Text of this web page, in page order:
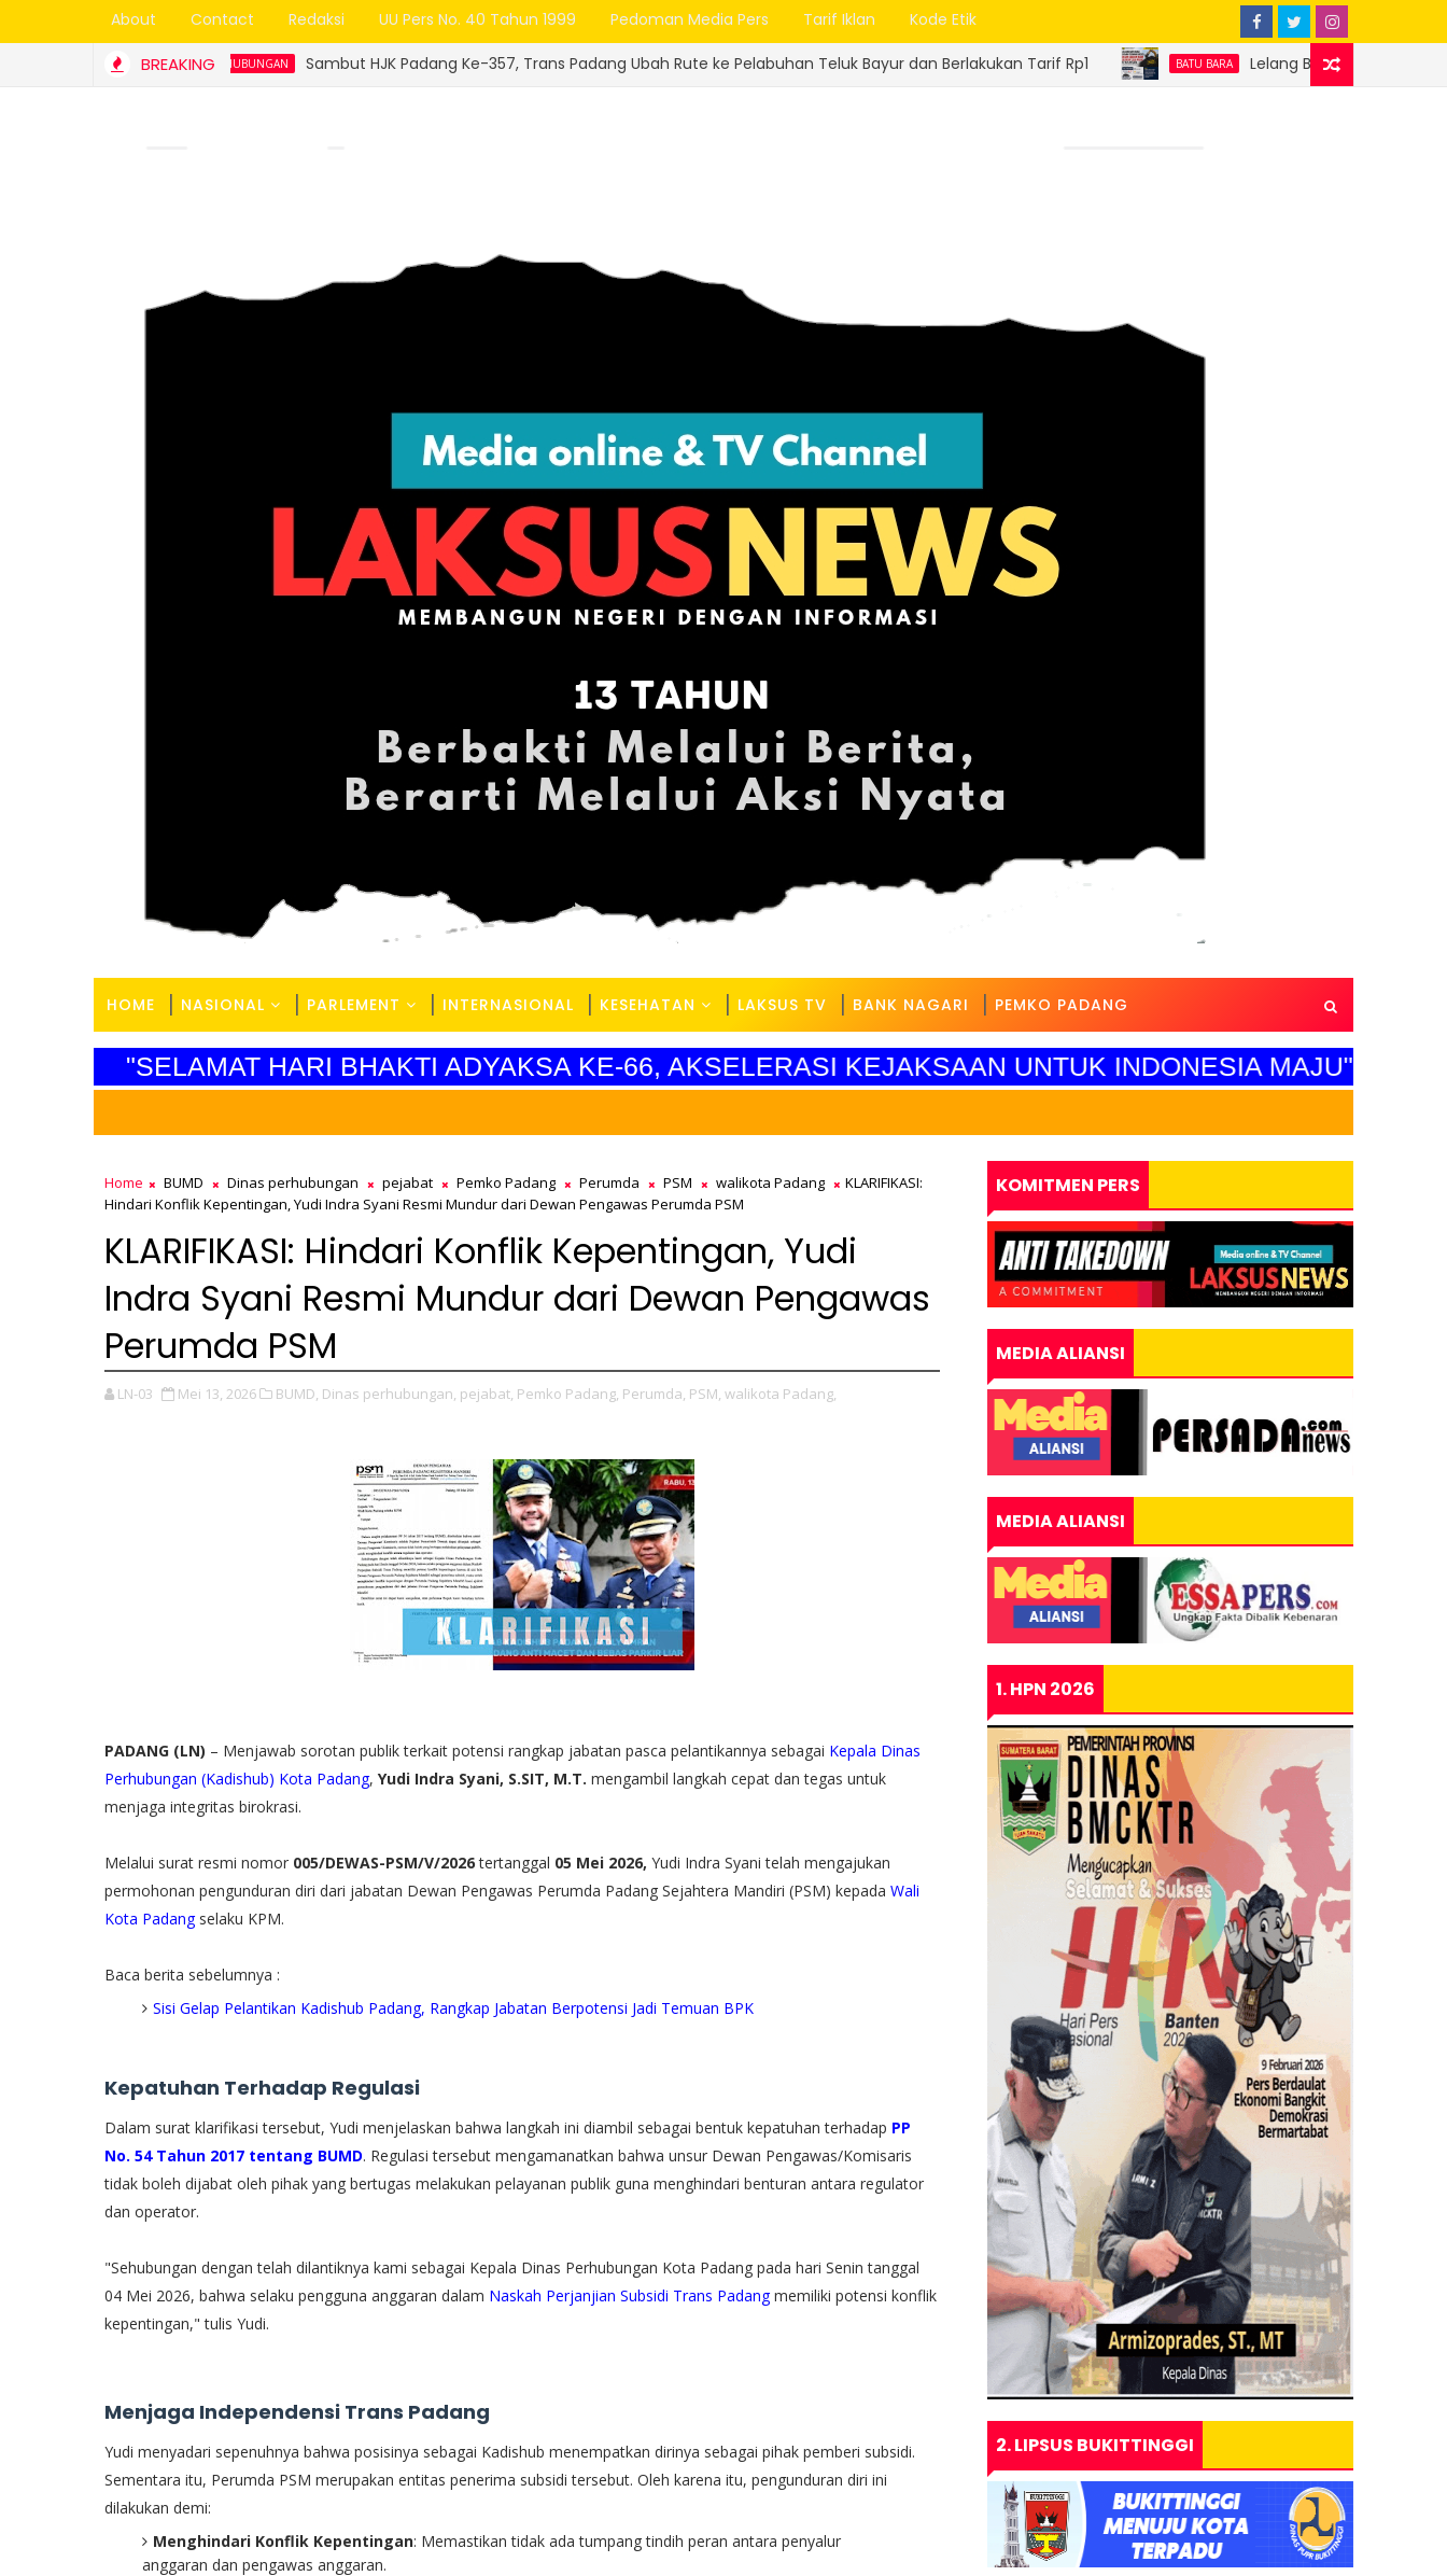
About Contact Redaksi UU Pers No. 40 Tahun 1999 Pedoman Media Pers Tarif Iklan Kode Etik
BREAKING
DINAS PERHUBUNGAN Sambut HJK Padang Ke-357, Trans Padang Ubah Rute ke Pelabuhan Teluk Bayur dan Berlakukan Tarif Rp1 BATU BARA Lelang Batu Bara Sitaan Perdana Sukses,
HOME NASIONAL PARLEMENT INTERNASIONAL KESEHATAN LAKSUS TV BANK NAGARI PEMKO PADANG
"SELAMAT HARI BHAKTI ADYAKSA KE-66, AKSELERASI KEJAKSAAN UNTUK INDONESIA MAJU"
Home BUMD Dinas perhubungan pejabat Pemko Padang Perumda PSM walikota Padang
KLARIFIKASI:
Hindari Konflik Kepentingan, Yudi Indra Syani Resmi Mundur dari Dewan Pengawas Perumda PSM
KLARIFIKASI: Hindari Konflik Kepentingan, Yudi
Indra Syani Resmi Mundur dari Dewan Pengawas
Perumda PSM
LN-03 Mei 13, 2026 BUMD, Dinas perhubungan, pejabat, Pemko Padang, Perumda, PSM, walikota Padang,
PADANG (LN) – Menjawab sorotan publik terkait potensi rangkap jabatan pasca pelantikannya sebagai Kepala Dinas
Perhubungan (Kadishub) Kota Padang, Yudi Indra Syani, S.SIT, M.T. mengambil langkah cepat dan tegas untuk
menjaga integritas birokrasi.
​Melalui surat resmi nomor 005/DEWAS-PSM/V/2026tertanggal 05 Mei 2026, Yudi Indra Syani telah mengajukan
permohonan pengunduran diri dari jabatan Dewan Pengawas Perumda Padang Sejahtera Mandiri (PSM) kepada Wali
Kota Padangselaku KPM.
Baca berita sebelumnya :
Sisi Gelap Pelantikan Kadishub Padang, Rangkap Jabatan Berpotensi Jadi Temuan BPK
Kepatuhan Terhadap Regulasi
​Dalam surat klarifikasi tersebut, Yudi menjelaskan bahwa langkah ini diambil sebagai bentuk kepatuhan terhadap PP
No. 54 Tahun 2017 tentang BUMD. Regulasi tersebut mengamanatkan bahwa unsur Dewan Pengawas/Komisaris
tidak boleh dijabat oleh pihak yang bertugas melakukan pelayanan publik guna menghindari benturan antara regulator
dan operator.
"Sehubungan dengan telah dilantiknya kami sebagai Kepala Dinas Perhubungan Kota Padang pada hari Senin tanggal
04 Mei 2026, bahwa selaku pengguna anggaran dalam Naskah Perjanjian Subsidi Trans Padangmemiliki potensi konflik
kepentingan," tulis Yudi.
Menjaga Independensi Trans Padang
​Yudi menyadari sepenuhnya bahwa posisinya sebagai Kadishub menempatkan dirinya sebagai pihak pemberi subsidi.
Sementara itu, Perumda PSM merupakan entitas penerima subsidi tersebut. Oleh karena itu, pengunduran diri ini
dilakukan demi:
Menghindari Konflik Kepentingan: Memastikan tidak ada tumpang tindih peran antara penyalur
anggaran dan pengawas anggaran.
KOMITMEN PERS
MEDIA ALIANSI
MEDIA ALIANSI
1. HPN 2026
2. LIPSUS BUKITTINGGI